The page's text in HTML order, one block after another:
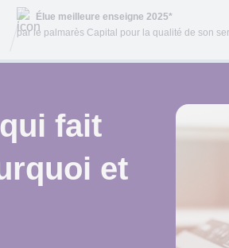
Élue meilleure enseigne 2025*
par le palmarès Capital pour la qualité de son
fait
et